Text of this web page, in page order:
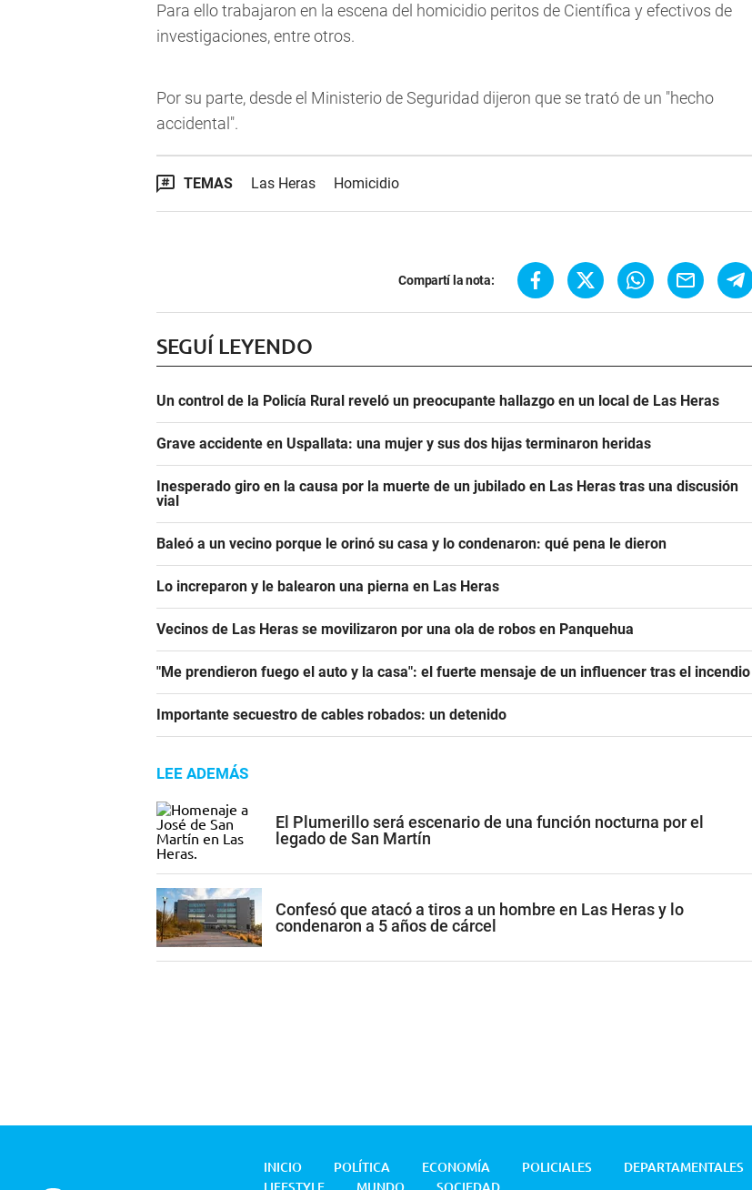
Para ello trabajaron en la escena del homicidio peritos de Científica y efectivos de
investigaciones, entre otros.
Por su parte, desde el Ministerio de Seguridad dijeron que se trató de un "hecho
accidental".
TEMAS Las Heras Homicidio
Compartí la nota:
SEGUÍ LEYENDO
Un control de la Policía Rural reveló un preocupante hallazgo en un local de Las Heras
Grave accidente en Uspallata: una mujer y sus dos hijas terminaron heridas
Inesperado giro en la causa por la muerte de un jubilado en Las Heras tras una discusión
vial
Baleó a un vecino porque le orinó su casa y lo condenaron: qué pena le dieron
Lo increparon y le balearon una pierna en Las Heras
Vecinos de Las Heras se movilizaron por una ola de robos en Panquehua
"Me prendieron fuego el auto y la casa": el fuerte mensaje de un influencer tras el incendio
Importante secuestro de cables robados: un detenido
LEE ADEMÁS
El Plumerillo será escenario de una función nocturna por el
legado de San Martín
Confesó que atacó a tiros a un hombre en Las Heras y lo
condenaron a 5 años de cárcel
INICIO POLÍTICA ECONOMÍA POLICIALES DEPARTAMENTALES